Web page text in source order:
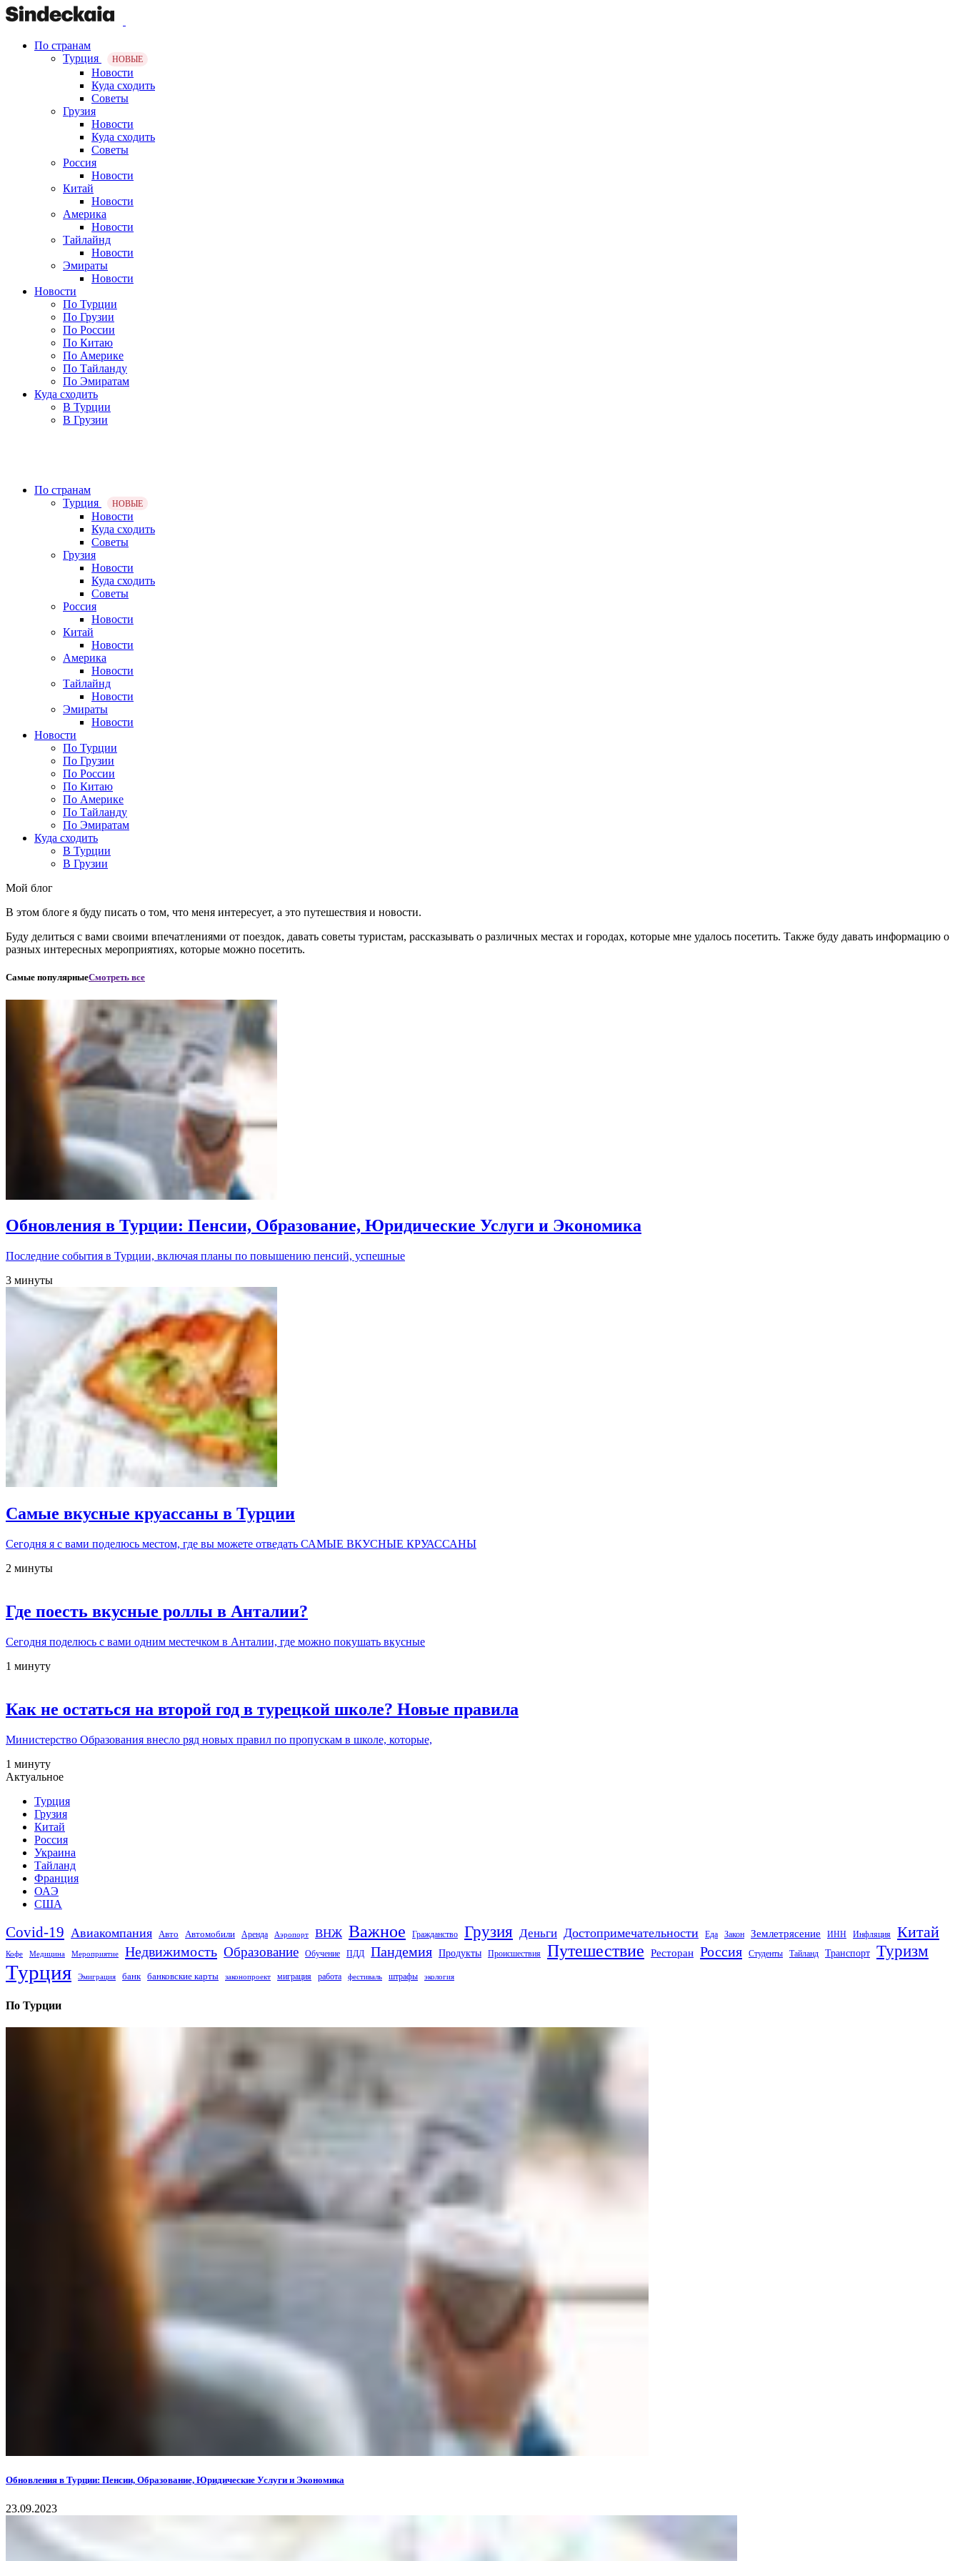
По странам
Турция
НОВЫЕ
Новости
Куда сходить
Советы
Грузия
Новости
Куда сходить
Советы
Россия
Новости
Китай
Новости
Америка
Новости
Тайлайнд
Новости
Эмираты
Новости
Новости
По Турции
По Грузии
По России
По Китаю
По Америке
По Тайланду
По Эмиратам
Куда сходить
В Турции
В Грузии
По странам
Турция
НОВЫЕ
Новости
Куда сходить
Советы
Грузия
Новости
Куда сходить
Советы
Россия
Новости
Китай
Новости
Америка
Новости
Тайлайнд
Новости
Эмираты
Новости
Новости
По Турции
По Грузии
По России
По Китаю
По Америке
По Тайланду
По Эмиратам
Куда сходить
В Турции
В Грузии
Мой блог
В этом блоге я буду писать о том, что меня интересует, а это путешествия и новости.
Буду делиться с вами своими впечатлениями от поездок, давать советы туристам, рассказывать о различных местах и городах, которые мне удалось посетить. Также буду давать информацию о
разных интересных мероприятиях, которые можно посетить.
Самые популярныеСмотреть все
Обновления в Турции: Пенсии, Образование, Юридические Услуги и Экономика
Последние события в Турции, включая планы по повышению пенсий, успешные
3 минуты
Самые вкусные круассаны в Турции
Сегодня я с вами поделюсь местом, где вы можете отведать САМЫЕ ВКУСНЫЕ КРУАССАНЫ
2 минуты
Где поесть вкусные роллы в Анталии?
Сегодня поделюсь с вами одним местечком в Анталии, где можно покушать вкусные
1 минуту
Как не остаться на второй год в турецкой школе? Новые правила
Министерство Образования внесло ряд новых правил по пропускам в школе, которые,
1 минуту
Актуальное
Турция
Грузия
Китай
Россия
Украина
Тайланд
Франция
ОАЭ
США
Covid-19 Авиакомпания Авто Автомобили Аренда Аэропорт ВНЖ Важное Гражданство Грузия Деньги Достопримечательности Еда Закон Землетрясение ИНН Инфляция Китай
Кофе Медицина Мероприятие Недвижимость Образование Обучение ПДД Пандемия Продукты Происшествия Путешествие Ресторан Россия Студенты Тайланд Транспорт Туризм
Турция Эмиграция банк банковские карты законопроект миграция работа фестиваль штрафы экология
По Турции
Обновления в Турции: Пенсии, Образование, Юридические Услуги и Экономика
23.09.2023